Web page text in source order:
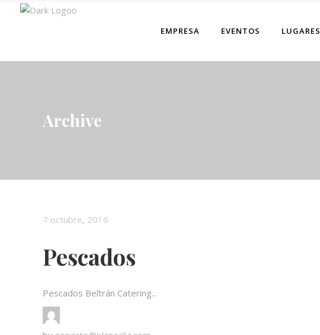
EMPRESA EVENTOS LUGARES
Archive
7 octubre, 2016
Pescados
Pescados Beltrán Catering...